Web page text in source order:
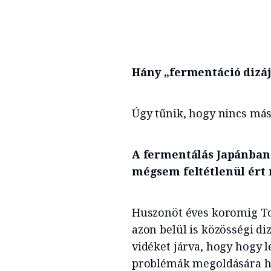
Hány „fermentáció
Úgy tűnik, hogy nincs
A fermentálás
mégsem feltétlenül ért
Huszonöt éves koromig
azon belül is közösségi
vidéket járva, hogy hogy
problémák megoldására